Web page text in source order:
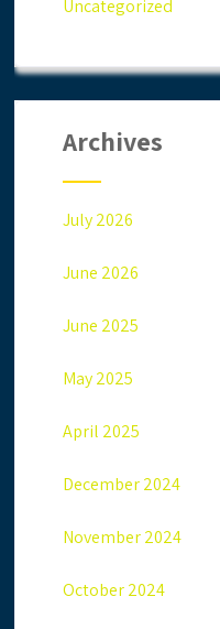
Uncategorized
Archives
July 2026
June 2026
June 2025
May 2025
April 2025
December 2024
November 2024
October 2024